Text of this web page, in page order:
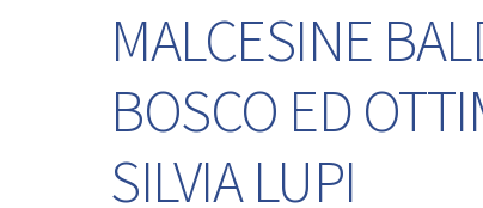
MALCESINE
BOSCO ED
SILVIA LUPI